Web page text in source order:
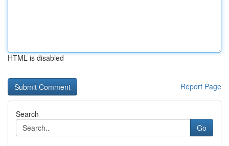
HTML is disabled
Report Page
Search
Go